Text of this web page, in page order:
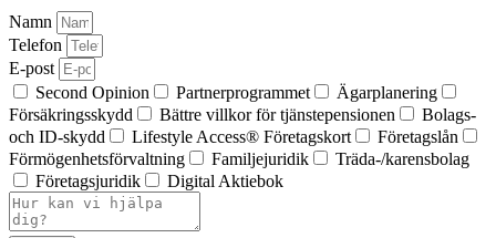
Namn
Telefon
E-post
Second Opinion
Partnerprogrammet
Ägar­planering
Försäkringsskydd
Bättre villkor för tjänstepensionen
Bolags-
och ID-skydd
Lifestyle Access® Företagskort
Företagslån
Förmögenhets­förvaltning
Familjejuridik
Träda-/karensbolag
Företagsjuridik
Digital Aktiebok